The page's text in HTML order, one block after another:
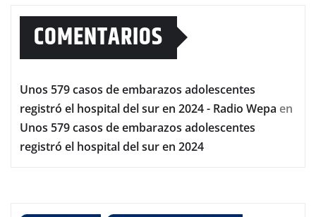
COMENTARIOS
Unos 579 casos de embarazos adolescentes
registró el hospital del sur en 2024 - Radio Wepa en
Unos 579 casos de embarazos adolescentes
registró el hospital del sur en 2024